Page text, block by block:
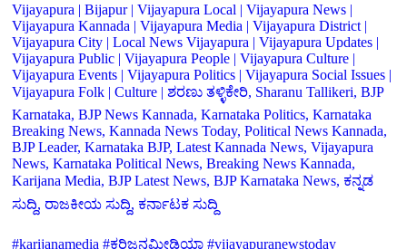
Vijayapura | Bijapur | Vijayapura Local | Vijayapura News |
Vijayapura Kannada | Vijayapura Media | Vijayapura District |
Vijayapura City | Local News Vijayapura | Vijayapura Updates |
Vijayapura Public | Vijayapura People | Vijayapura Culture |
Vijayapura Events | Vijayapura Politics | Vijayapura Social Issues |
Vijayapura Folk | Culture | ಶರಣು ತಳ್ಳಿಕೇರಿ, Sharanu Tallikeri, BJP
Karnataka, BJP News Kannada, Karnataka Politics, Karnataka
Breaking News, Kannada News Today, Political News Kannada,
BJP Leader, Karnataka BJP, Latest Kannada News, Vijayapura
News, Karnataka Political News, Breaking News Kannada,
Karijana Media, BJP Latest News, BJP Karnataka News, ಕನ್ನಡ
ಸುದ್ದಿ, ರಾಜಕೀಯ ಸುದ್ದಿ, ಕರ್ನಾಟಕ ಸುದ್ದಿ
#karijanamedia #ಕರಿಜನಮೀಡಿಯಾ #vijayapuranewstoday